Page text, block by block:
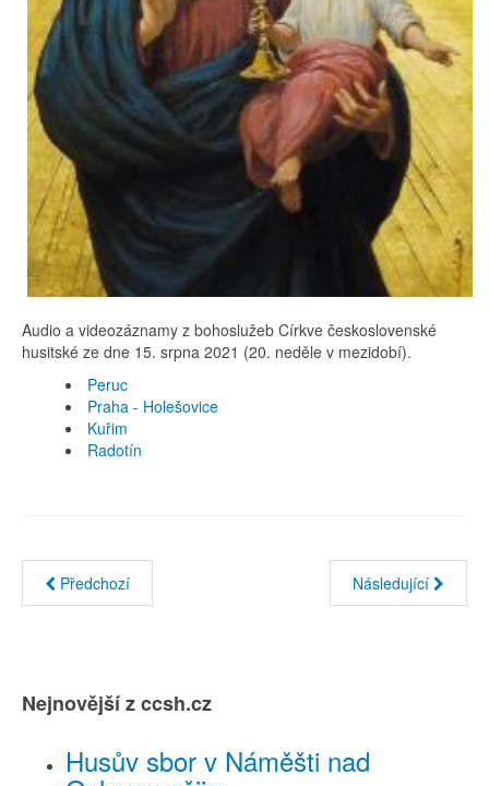
Audio a videozáznamy z bohoslužeb Církve československé
husitské ze dne 15. srpna 2021 (20. neděle v mezidobí).
Peruc
Praha - Holešovice
Kuřim
Radotín
Předchozí Následující
Nejnovější z ccsh.cz
Husův sbor v Náměšti nad